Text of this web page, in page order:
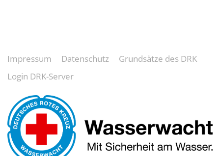
Impressum Datenschutz
Grundsätze des DRK
Login DRK-Server